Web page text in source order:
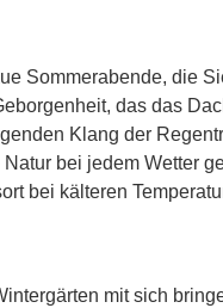
Sommerabende, die
das das
Klang der
bei jedem Wetter
bei kälteren
mit sich